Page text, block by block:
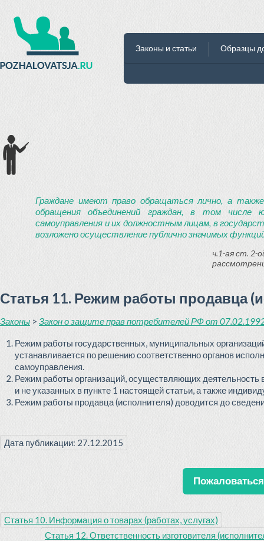
Законы и статьи Образцы
Граждане имеют право обращаться лично, а
обращения объединений граждан, в том числе
самоуправления и их должностным лицам, в
возложено осуществление публично значимых
ч.1-ая ст. 2-
Статья 11. Режим работы продавца
Законы > Закон о защите прав потребителей РФ от
Режим работы государственных, муниципальных
устанавливается по решению соответственно органов
самоуправления.
Режим работы организаций, осуществляющих деятельность
и не указанных в пункте 1 настоящей статьи, а также
Режим работы продавца (исполнителя) доводится до
Дата публикации: 27.12.2015
Статья 10. Информация о товарах (работах, услугах)
Статья 12. Ответственность изготовителя